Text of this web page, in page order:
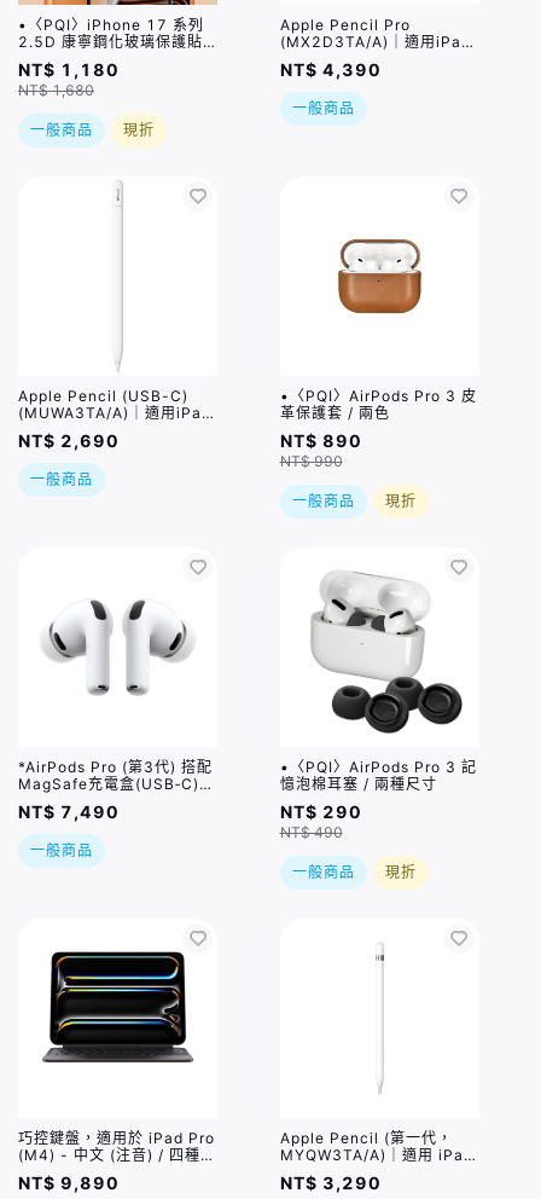
•〈PQI〉iPhone 17 系列
2.5D 康寧鋼化玻璃保護貼 /
三種尺寸
NT$ 1,180
NT$ 1,680
一般商品 現折
Apple Pencil Pro
(MX2D3TA/A)｜適用iPad
Air (M2/M3/M4) / iPad
Pro (M4) / iPad mini 7
NT$ 4,390
一般商品
Apple Pencil (USB-C)
(MUWA3TA/A)｜適用iPad
Pro / iPad Air
(M2/M3/M4) / iPad (第10
代/第11代) / iPad mini 7
NT$ 2,690
一般商品
•〈PQI〉AirPods Pro 3 皮
革保護套 / 兩色
NT$ 890
NT$ 990
一般商品 現折
*AirPods Pro (第3代) 搭配
MagSafe充電盒(USB‑C)｜
可用即享券，單品無活動
NT$ 7,490
一般商品
•〈PQI〉AirPods Pro 3 記
憶泡棉耳塞 / 兩種尺寸
NT$ 290
NT$ 490
一般商品 現折
巧控鍵盤，適用於 iPad Pro
(M4) - 中文 (注音) / 四種規
NT$ 9,890
Apple Pencil (第一代，
MYQW3TA/A)｜適用 iPad
10 / iPad Air 3/ iPad mini
5 /iPad Pro
NT$ 3,290